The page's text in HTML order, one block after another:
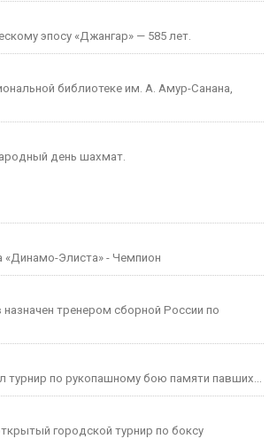
эпосу «Джангар» — 585 лет.
библиотеке им. А. Амур-Санана,
день шахмат.
«Динамо-Элиста» - Чемпион
тренером сборной России по
турнир по рукопашному бою памяти павших...
городской турнир по боксу